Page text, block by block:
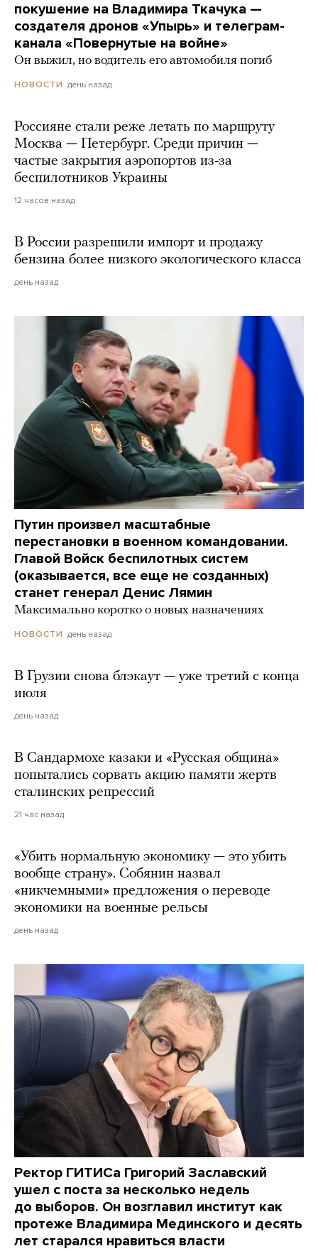
покушение на Владимира Ткачука —
создателя дронов «Упырь» и телеграм-
канала «Повернутые на войне»
Он выжил, но водитель его автомобиля погиб
НОВОСТИ день назад
Россияне стали реже летать по маршруту
Москва — Петербург. Среди причин —
частые закрытия аэропортов из-за
беспилотников Украины
12 часов назад
В России разрешили импорт и продажу
бензина более низкого экологического класса
день назад
Путин произвел масштабные
перестановки в военном командовании.
Главой Войск беспилотных систем
(оказывается, все еще не созданных)
станет генерал Денис Лямин
Максимально коротко о новых назначениях
НОВОСТИ день назад
В Грузии снова блэкаут — уже третий с конца
июля
день назад
В Сандармохе казаки и «Русская община»
попытались сорвать акцию памяти жертв
сталинских репрессий
21 час назад
«Убить нормальную экономику — это убить
вообще страну». Собянин назвал
«никчемными» предложения о переводе
экономики на военные рельсы
день назад
Ректор ГИТИСа Григорий Заславский
ушел с поста за несколько недель
до выборов. Он возглавил институт как
протеже Владимира Мединского и десять
лет старался нравиться власти